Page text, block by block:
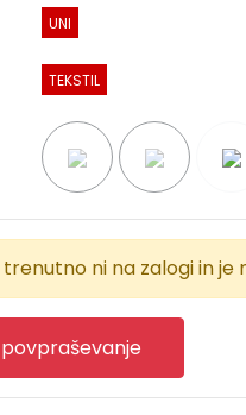
UNI
TEKSTIL
ni na zalogi in
povpraševanje